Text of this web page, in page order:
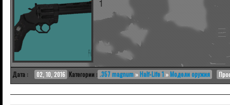
Дата : 02, 10, 2016 Категории : .357 magnum »Half-Life 1 »Модели оружия